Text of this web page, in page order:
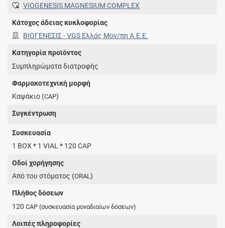
VIOGENESIS MAGNESIUM COMPLEX
Κάτοχος άδειας κυκλοφορίας
ΒΙΟΓΕΝΕΣΙΣ - VGS Ελλάς Μον/πη Α.Ε.Ε.
Κατηγορία προϊόντος
Συμπληρώματα διατροφής
Φαρμακοτεχνική μορφή
Καψάκιο (CAP)
Συγκέντρωση
Συσκευασία
1 BOX * 1 VIAL * 120 CAP
Οδοί χορήγησης
Από του στόματος (ORAL)
Πλήθος δόσεων
120CAP (συσκευασία μοναδιαίων δόσεων)
Λοιπές πληροφορίες